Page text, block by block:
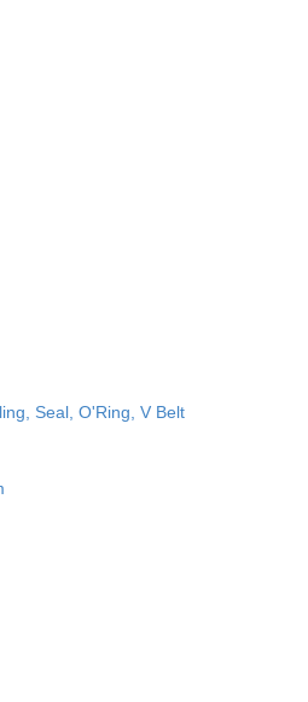
Seal, O'Ring, V Belt